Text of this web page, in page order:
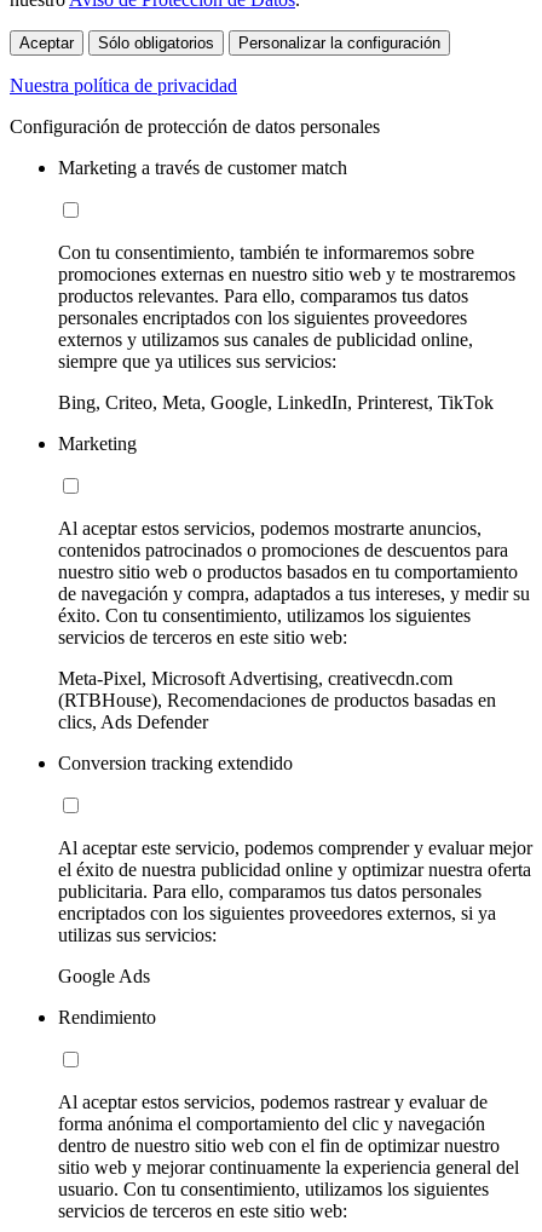
Aceptar Sólo obligatorios Personalizar la configuración
Nuestra política de privacidad
Configuración de protección de datos personales
Marketing a través de customer match
Con tu consentimiento, también te informaremos sobre
promociones externas en nuestro sitio web y te mostraremos
productos relevantes. Para ello, comparamos tus datos
personales encriptados con los siguientes proveedores
externos y utilizamos sus canales de publicidad online,
siempre que ya utilices sus servicios:
Bing, Criteo, Meta, Google, LinkedIn, Printerest, TikTok
Marketing
Al aceptar estos servicios, podemos mostrarte anuncios,
contenidos patrocinados o promociones de descuentos para
nuestro sitio web o productos basados en tu comportamiento
de navegación y compra, adaptados a tus intereses, y medir su
éxito. Con tu consentimiento, utilizamos los siguientes
servicios de terceros en este sitio web:
Meta-Pixel, Microsoft Advertising, creativecdn.com
(RTBHouse), Recomendaciones de productos basadas en
clics, Ads Defender
Conversion tracking extendido
Al aceptar este servicio, podemos comprender y evaluar mejor
el éxito de nuestra publicidad online y optimizar nuestra oferta
publicitaria. Para ello, comparamos tus datos personales
encriptados con los siguientes proveedores externos, si ya
utilizas sus servicios:
Google Ads
Rendimiento
Al aceptar estos servicios, podemos rastrear y evaluar de
forma anónima el comportamiento del clic y navegación
dentro de nuestro sitio web con el fin de optimizar nuestro
sitio web y mejorar continuamente la experiencia general del
usuario. Con tu consentimiento, utilizamos los siguientes
servicios de terceros en este sitio web: